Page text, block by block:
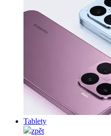
Tablety
zpět